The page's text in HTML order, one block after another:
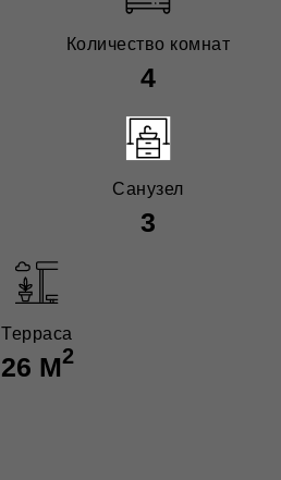
Количество комнат
4
Санузел
3
Терраса
26 М2